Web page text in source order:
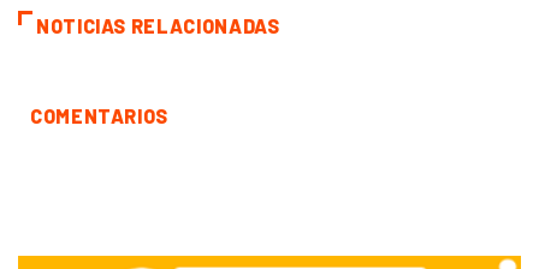
NOTICIAS RELACIONADAS
COMENTARIOS